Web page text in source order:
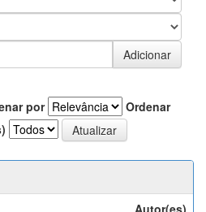
por
Ordenar
Autor(es)